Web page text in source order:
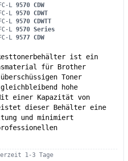
L
9570 CDW
L
9570 CDWT
L
9570 CDWTT
L
9570 Series
L
9577 CDW
Resttonerbehälter ist ein
für Brother
Toner
hohe
einer Kapazität von
dieser Behälter eine
und minimiert
1-3 Tage